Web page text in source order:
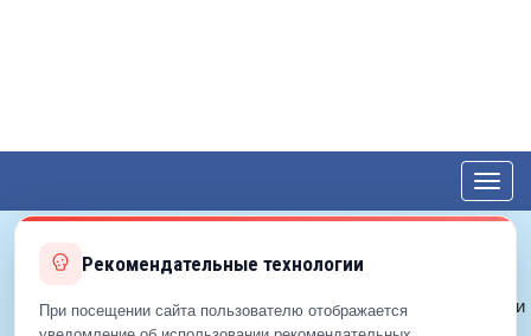
© 2012—2026 ЕДС-Королёв
Политика конфиденциальности
Рекомендательные технологии
При посещении сайта пользователю отображается